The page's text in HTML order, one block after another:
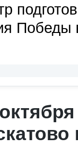
Победы